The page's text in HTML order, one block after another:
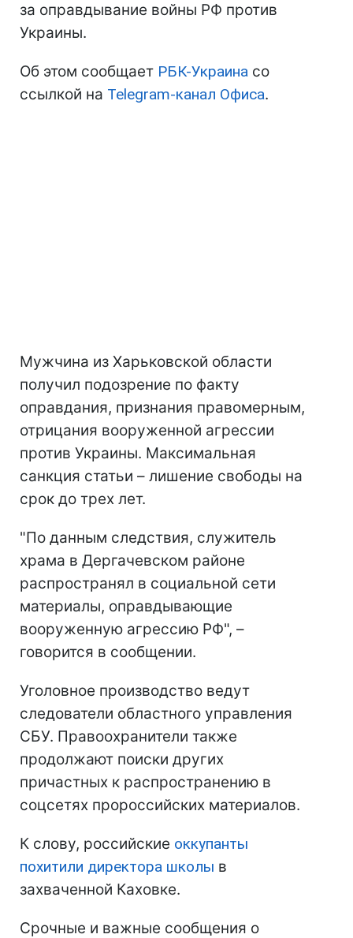
за оправдывание войны РФ против
Украины.
Об этом сообщает РБК-Украина со
ссылкой на Telegram-канал Офиса.
Мужчина из Харьковской области
получил подозрение по факту
оправдания, признания правомерным,
отрицания вооруженной агрессии
против Украины. Максимальная
санкция статьи – лишение свободы на
срок до трех лет.
"По данным следствия, служитель
храма в Дергачевском районе
распространял в социальной сети
материалы, оправдывающие
вооруженную агрессию РФ", –
говорится в сообщении.
Уголовное производство ведут
следователи областного управления
СБУ. Правоохранители также
продолжают поиски других
причастных к распространению в
соцсетях пророссийских материалов.
К слову, российские оккупанты
похитили директора школы в
захваченной Каховке.
Срочные и важные сообщения о